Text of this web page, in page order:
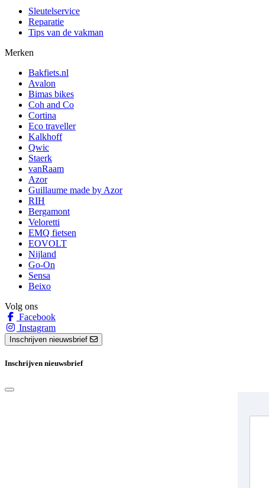
Sleutelservice
Reparatie
Tips van de vakman
Merken
Bakfiets.nl
Avalon
Bimas bikes
Coh and Co
Cortina
Eco traveller
Kalkhoff
Qwic
Staerk
vanRaam
Azor
Guillaume made by Azor
RIH
Bergamont
Veloretti
EMQ fietsen
EOVOLT
Nijland
Go-On
Sensa
Beixo
Volg ons
Facebook
Instagram
Inschrijven nieuwsbrief
Inschrijven nieuwsbrief